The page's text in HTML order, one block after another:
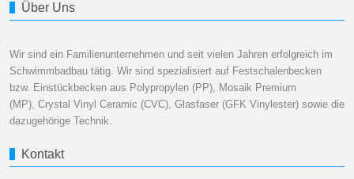
Über Uns
Wir sind ein Familienunternehmen und seit vielen Jahren erfolgreich im
Schwimmbadbau tätig. Wir sind spezialisiert auf Festschalenbecken
bzw. Einstückbecken aus Polypropylen (PP), Mosaik Premium
(MP), Crystal Vinyl Ceramic (CVC), Glasfaser (GFK Vinylester) sowie die
dazugehörige Technik.
Kontakt